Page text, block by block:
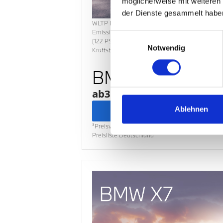
der Dienste gesammelt
Notwendig
Ablehnen
WLTP Energieverbrauch
Emissionenkombiniert:134g/km; CO2-
(122 PS); Abbildung/en zeigt/en
Kraftstoff:
BMW 216 Gran
ab333,00€mtl. Ersparnis:8.994,89
Zum Angebot
³Preisvorteil im Vergleich zur unverbindlichen
Preisliste Deutschland